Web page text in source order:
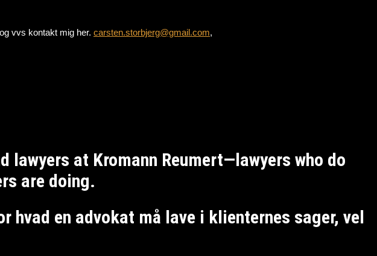
vvs kontakt mig her. carsten.storbjerg@gmail.com,
lawyers at Kromann Reumert—lawyers who do
are doing.
en advokat må lave i klienternes sager, vel